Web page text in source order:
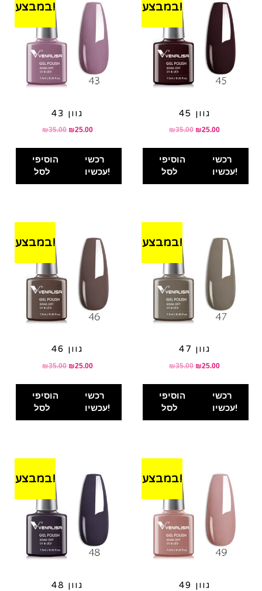
במבצע!
גוון 43
₪35.00 ₪25.00
הוסיפי
לסל
רכשי
עכשיו!
במבצע!
גוון 45
₪35.00 ₪25.00
הוסיפי
לסל
רכשי
עכשיו!
במבצע!
גוון 46
₪35.00 ₪25.00
הוסיפי
לסל
רכשי
עכשיו!
במבצע!
גוון 47
₪35.00 ₪25.00
הוסיפי
לסל
רכשי
עכשיו!
במבצע!
גוון 48
במבצע!
גוון 49